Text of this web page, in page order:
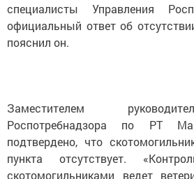
специалисты Управления
официальный ответ об
пояснил он.
Заместителем
Роспотребнадзора по РТ
подтвердено, что
пункта отсутствует.
скотомогильниками ведет